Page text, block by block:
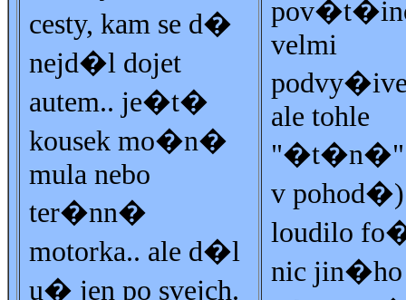
cesty, kam se d�
nejd�l dojet
autem.. je�t�
kousek mo�n�
mula nebo
ter�nn�
motorka.. ale d�l
u� jen po svejch.
velmi
ale tohle
"�t�n�"
v pohod�)
loudilo
nic jin�ho